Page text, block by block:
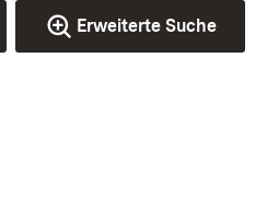
Erweiterte Suche